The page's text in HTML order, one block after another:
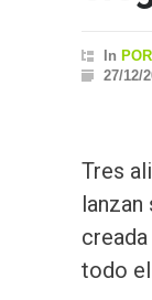
In
27/12/
Tres
todo